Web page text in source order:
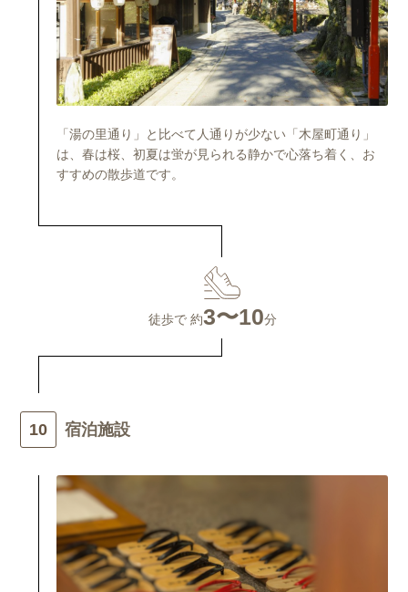
「湯の里通り」と比べて人通りが少ない「木屋町通り」
は、春は桜、初夏は蛍が見られる静かで心落ち着く、お
すすめの散歩道です。
徒歩で 約3〜10分
宿泊施設